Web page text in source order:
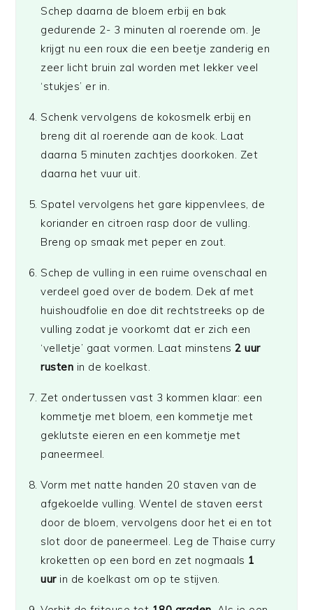
Schep daarna de bloem erbij en bak
gedurende 2- 3 minuten al roerende om. Je
krijgt nu een roux die een beetje zanderig en
zeer licht bruin zal worden met lekker veel
‘stukjes’ er in.
Schenk vervolgens de kokosmelk erbij en
breng dit al roerende aan de kook. Laat
daarna 5 minuten zachtjes doorkoken. Zet
daarna het vuur uit.
Spatel vervolgens het gare kippenvlees, de
koriander en citroen rasp door de vulling.
Breng op smaak met peper en zout.
Schep de vulling in een ruime ovenschaal en
verdeel goed over de bodem. Dek af met
huishoudfolie en doe dit rechtstreeks op de
vulling zodat je voorkomt dat er zich een
‘velletje’ gaat vormen. Laat minstens2 uur
rusten in de koelkast.
Zet ondertussen vast 3 kommen klaar: een
kommetje met bloem, een kommetje met
geklutste eieren en een kommetje met
paneermeel.
Vorm met natte handen 20 staven van de
afgekoelde vulling. Wentel de staven eerst
door de bloem, vervolgens door het ei en tot
slot door de paneermeel. Leg de Thaise curry
kroketten op een bord en zet nogmaals 1
uurin de koelkast om op te stijven.